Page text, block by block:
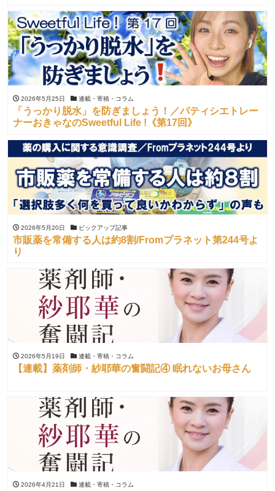
2026年5月25日 連載・寄稿・コラム
「うっかり脱水」を防ぎましょう！／パティシエトレー
ナーおきゃなのSweetful Life !《第17回》
2026年5月20日 ピックアップ記事
市販薬を常備する人は約8割/Fromプラネット第244号よ
り
2026年5月19日 連載・寄稿・コラム
【連載】薬剤師・紗耶華の奮闘記④ 眠れないお母さん
2026年4月21日 連載・寄稿・コラム